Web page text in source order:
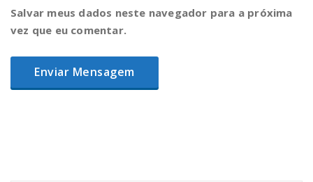
Salvar meus dados neste navegador para a próxima
vez que eu comentar.